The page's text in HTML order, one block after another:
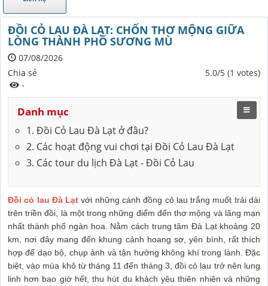
ĐỒI CỎ LAU ĐÀ LẠT: CHỐN THƠ MỘNG GIỮA
LÒNG THÀNH PHỐ SƯƠNG MÙ
07/08/2026
5.0/5 (1 votes)
Chia sẻ
-
Danh mục
1. Đồi Cỏ Lau Đà Lạt ở đâu?
2. Các hoạt động vui chơi tại Đồi Cỏ Lau Đà Lạt
3. Các tour du lịch Đà Lạt - Đồi Cỏ Lau
Đồi cỏ lau Đà Lạt với những cánh đồng cỏ lau trắng muốt trải dài
trên triền đồi, là một trong những điểm đến thơ mộng và lãng mạn
nhất thành phố ngàn hoa. Nằm cách trung tâm Đà Lạt khoảng 20
km, nơi đây mang đến khung cảnh hoang sơ, yên bình, rất thích
hợp để dạo bộ, chụp ảnh và tận hưởng không khí trong lành. Đặc
biệt, vào mùa khô từ tháng 11 đến tháng 3, đồi cỏ lau trở nên lung
linh hơn bao giờ hết, thu hút du khách yêu thiên nhiên và những